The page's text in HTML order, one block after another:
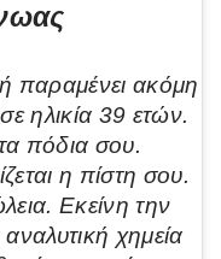
παραμένει ακόμη
ηλικία 39 ετών.
πόδια σου.
η πίστη σου.
Εκείνη την
χημεία